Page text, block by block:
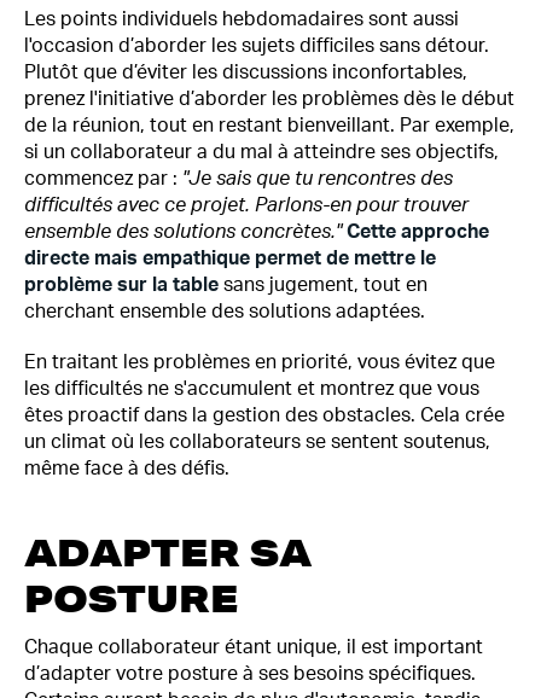
Les points individuels hebdomadaires sont aussi
l'occasion d’aborder les sujets difficiles sans détour.
Plutôt que d’éviter les discussions inconfortables,
prenez l'initiative d’aborder les problèmes dès le début
de la réunion, tout en restant bienveillant. Par exemple,
si un collaborateur a du mal à atteindre ses objectifs,
commencez par : "Je sais que tu rencontres des
difficultés avec ce projet. Parlons-en pour trouver
ensemble des solutions concrètes." Cette approche
directe mais empathique permet de mettre le
problème sur la table sans jugement, tout en
cherchant ensemble des solutions adaptées.
En traitant les problèmes en priorité, vous évitez que
les difficultés ne s'accumulent et montrez que vous
êtes proactif dans la gestion des obstacles. Cela crée
un climat où les collaborateurs se sentent soutenus,
même face à des défis.
ADAPTER SA
POSTURE
Chaque collaborateur étant unique, il est important
d’adapter votre posture à ses besoins spécifiques.